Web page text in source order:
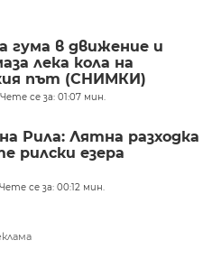
гума в движение и
лека кола на
път (СНИМКИ)
Чете се за: 01:07 мин.
Рила: Лятна разходка
рилски езера
Чете се за: 00:12 мин.